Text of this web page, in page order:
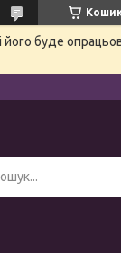
буде